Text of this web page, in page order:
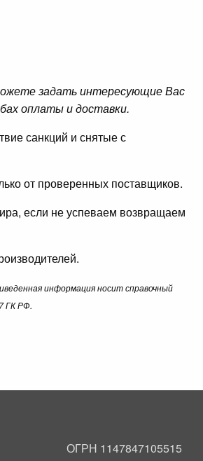
задать интересующие Вас
оплаты и доставки.
санкций и снятые с
от проверенных поставщиков.
если не успеваем возвращаем
информация носит справочный
ГК РФ.
ОГРН 1147847105515